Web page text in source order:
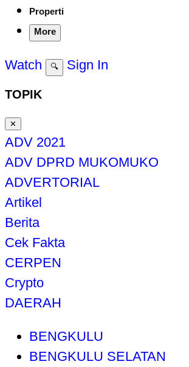
Properti
More
Watch 🔍 Sign In
TOPIK
✕
ADV 2021
ADV DPRD MUKOMUKO
ADVERTORIAL
Artikel
Berita
Cek Fakta
CERPEN
Crypto
DAERAH
BENGKULU
BENGKULU SELATAN